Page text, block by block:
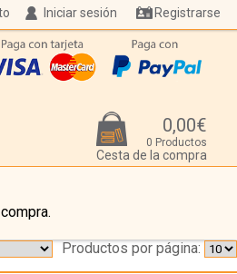
Iniciar sesión Registrarse
0,00€
0 Productos
Cesta de la compra
Productos por página: